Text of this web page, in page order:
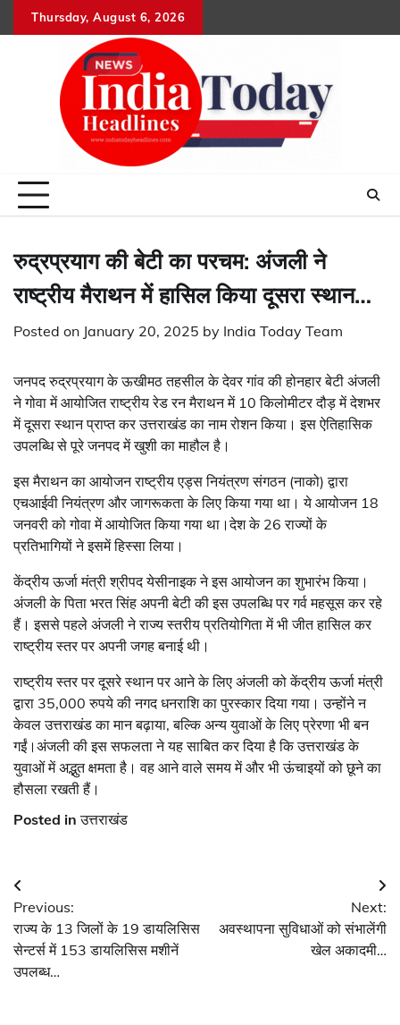
to
Thursday, August 6, 2026
रुद्रप्रयाग की बेटी का परचम: अंजली ने
राष्ट्रीय मैराथन में हासिल किया दूसरा स्थान…
Posted on January 20, 2025 by India Today Team
जनपद रुद्रप्रयाग के ऊखीमठ तहसील के देवर गांव की होनहार बेटी अंजली
ने गोवा में आयोजित राष्ट्रीय रेड रन मैराथन में 10 किलोमीटर दौड़ में देशभर
में दूसरा स्थान प्राप्त कर उत्तराखंड का नाम रोशन किया। इस ऐतिहासिक
उपलब्धि से पूरे जनपद में खुशी का माहौल है।
इस मैराथन का आयोजन राष्ट्रीय एड्स नियंत्रण संगठन (नाको) द्वारा
एचआईवी नियंत्रण और जागरूकता के लिए किया गया था। ये आयोजन 18
जनवरी को गोवा में आयोजित किया गया था।देश के 26 राज्यों के
प्रतिभागियों ने इसमें हिस्सा लिया।
केंद्रीय ऊर्जा मंत्री श्रीपद येसीनाइक ने इस आयोजन का शुभारंभ किया।
अंजली के पिता भरत सिंह अपनी बेटी की इस उपलब्धि पर गर्व महसूस कर रहे
हैं। इससे पहले अंजली ने राज्य स्तरीय प्रतियोगिता में भी जीत हासिल कर
राष्ट्रीय स्तर पर अपनी जगह बनाई थी।
राष्ट्रीय स्तर पर दूसरे स्थान पर आने के लिए अंजली को केंद्रीय ऊर्जा मंत्री
द्वारा 35,000 रुपये की नगद धनराशि का पुरस्कार दिया गया। उन्होंने न
केवल उत्तराखंड का मान बढ़ाया, बल्कि अन्य युवाओं के लिए प्रेरणा भी बन
गईं।अंजली की इस सफलता ने यह साबित कर दिया है कि उत्तराखंड के
युवाओं में अद्भुत क्षमता है। वह आने वाले समय में और भी ऊंचाइयों को छूने का
हौसला रखती हैं।
Posted inउत्तराखंड
Post
navigation
Previous:
राज्य के 13 जिलों के 19 डायलिसिस
सेन्टर्स में 153 डायलिसिस मशीनें
उपलब्ध…
Next:
अवस्थापना सुविधाओं को संभालेंगी
खेल अकादमी…